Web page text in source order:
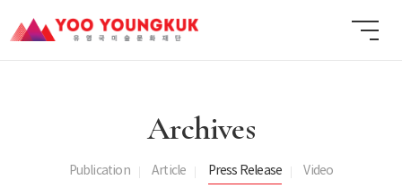
Archives
Publication Article Press Release Video